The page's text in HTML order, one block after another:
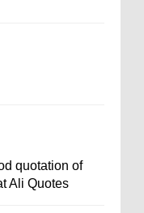
quotation of
Ali Quotes